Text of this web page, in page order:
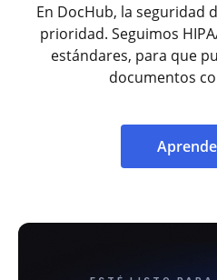
En DocHub, la seguridad
prioridad. Seguimos
estándares, para que
documentos